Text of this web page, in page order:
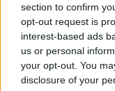
section to confirm
opt-out request is
interest-based ads
us or personal
your opt-out. You
disclosure of your
Εφάρμοσέ
κόκαλο της
χείλη για
δείχνει